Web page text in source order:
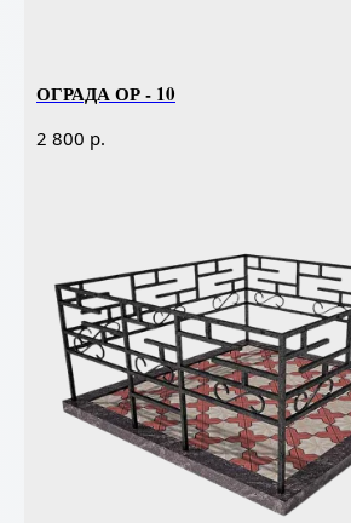
ОГРАДА ОР - 10
2 800 р.